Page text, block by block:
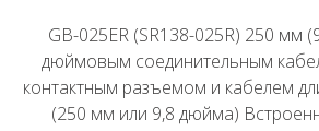
GB-025ER (SR138-025R) 250 мм
дюймовым соединительным
контактным разъемом и кабелем
(250 мм или 9,8 дюйма)